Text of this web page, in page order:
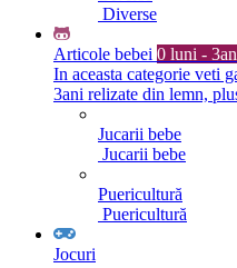
Diverse
Articole bebei 0 luni -
In aceasta categorie veti
3ani relizate din lemn,
Jucarii bebe
Jucarii bebe
Puericultură
Puericultură
Jocuri